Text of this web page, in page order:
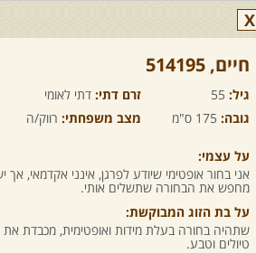
X
חיים,‏ 514195
גיל: 55 זרם דתי: דתי לאומי
גובה: 175 ס"מ מצב משפחתי: רווק/ה
על עצמי:
אני בחור אופטימי שיודע לפרגן, אינני אקדמאי,
מחפש את הבחורה שתשלים אותי.
על בת הזוג המבוקשת:
שתהיה בחורה בעלת מידות ואופטימית, מכבדת
טיולים וטבע.